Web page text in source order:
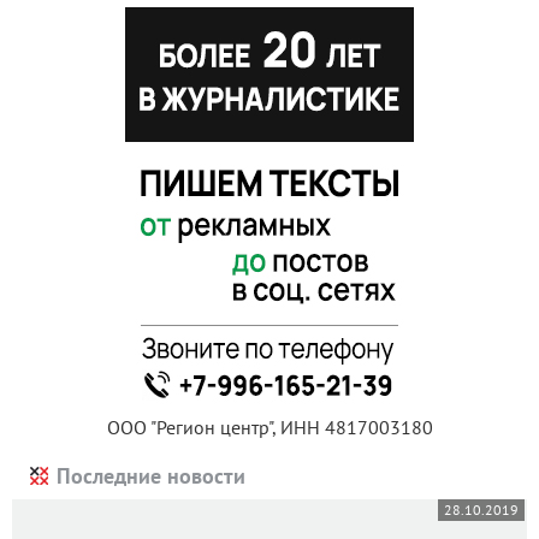
ООО "Регион центр", ИНН 4817003180
Последние новости
28.10.2019